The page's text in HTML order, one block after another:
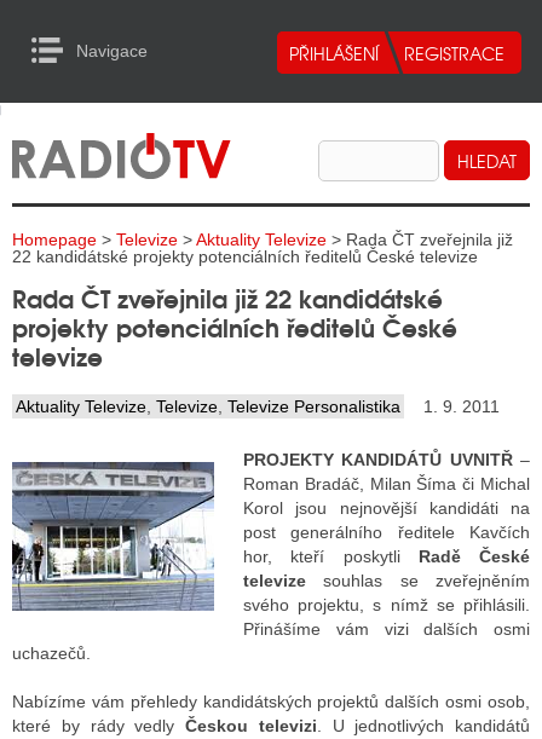
Navigace
RADIA
TELEVIZE
INTERNET
TISK
RÁDIÍ
VYSÍLAČE
VYSÍLAČE
to Content
Homepage > Televize >Aktuality Televize > Rada ČT zveřejnila již
22 kandidátské projekty potenciálních ředitelů České televize
Rada ČT zveřejnila již 22 kandidátské
projekty potenciálních ředitelů České
televize
Aktuality Televize Televize Televize Personalistika 1. 9. 2011
PROJEKTY KANDIDÁTŮ UVNITŘ–
Roman Bradáč, Milan Šíma či Michal
Korol jsou nejnovější kandidáti na
post generálního ředitele Kavčích
hor, kteří poskytli Radě České
televize souhlas se zveřejněním
svého projektu, s nímž se přihlásili.
Přinášíme vám vizi dalších osmi
uchazečů.
Nabízíme vám přehledy kandidátských projektů dalších osmi osob,
které by rády vedly Českou televizi . U jednotlivých kandidátů